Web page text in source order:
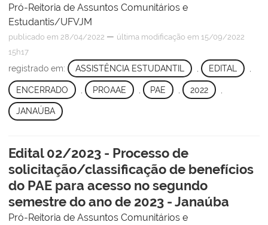
Pró-Reitoria de Assuntos Comunitários e
Estudantis/UFVJM
publicado em 28/04/2022 — última modificação em 15/09/2022
15h17
registrado em: ASSISTÊNCIA ESTUDANTIL EDITAL
ENCERRADO PROAAE PAE , 2022
JANAÚBA
Edital 02/2023 - Processo de
solicitação/classificação de benefícios
do PAE para acesso no segundo
semestre do ano de 2023 - Janaúba
Pró-Reitoria de Assuntos Comunitários e